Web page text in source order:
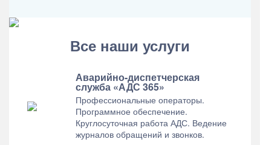
Все наши услуги
Аварийно-диспетчерская
служба «АДС 365»
Профессиональные операторы.
Программное обеспечение.
Круглосуточная работа АДС. Ведение
журналов обращений и звонков.